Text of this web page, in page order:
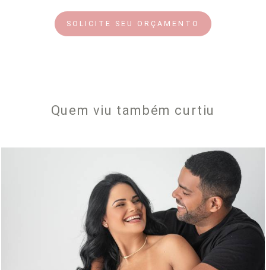
SOLICITE SEU ORÇAMENTO
Quem viu também curtiu